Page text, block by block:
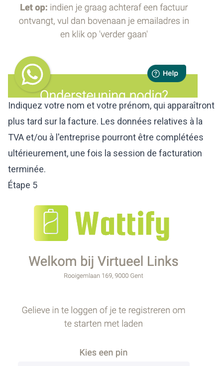
Indiquez votre nom et votre prénom, qui apparaîtront
plus tard sur la facture. Les données relatives à la
TVA et/ou à l'entreprise pourront être complétées
ultérieurement, une fois la session de facturation
terminée.
Étape 5